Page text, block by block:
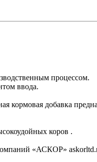
процессом.
ввода.
добавка
коров .
«АСКОР»